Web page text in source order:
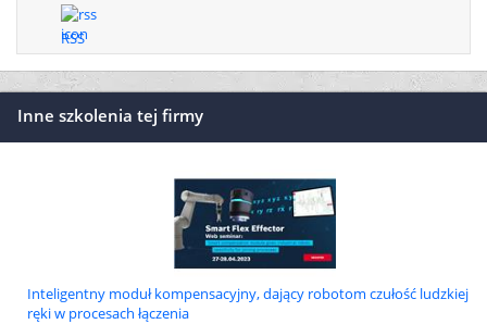
RSS
Inne szkolenia tej firmy
Inteligentny moduł kompensacyjny, dający robotom czułość ludzkiej
ręki w procesach łączenia